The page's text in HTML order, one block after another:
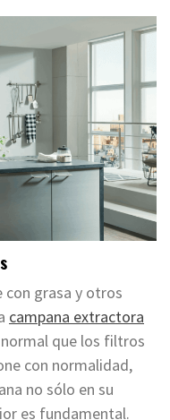
grasa y otros
campana extractora
que los filtros
con normalidad,
no sólo en su
es fundamental.